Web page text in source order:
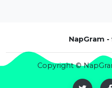
NapGram
Copyright ©